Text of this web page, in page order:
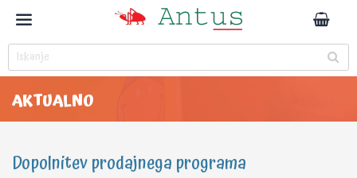
AKTUALNO
Dopolnitev prodajnega programa